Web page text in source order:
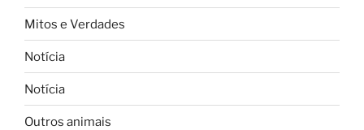
Mitos e Verdades
Notícia
Notícia
Outros animais